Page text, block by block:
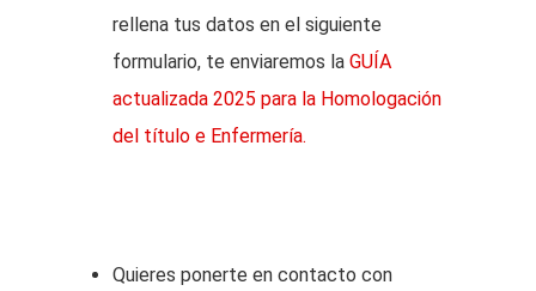
rellena tus datos en el siguiente
formulario, te enviaremos la GUÍA
actualizada 2025 para la Homologación
del título e Enfermería.
Quieres ponerte en contacto con